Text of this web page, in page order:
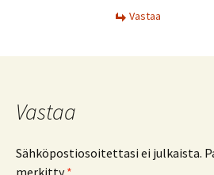
Vastaa
Vastaa
Sähköpostiosoitettasi ei julkaista.
merkitty*